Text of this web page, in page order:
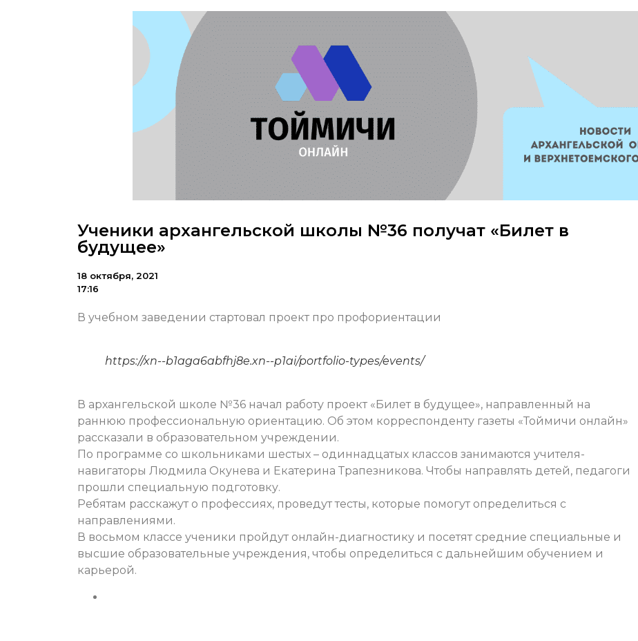
Ученики архангельской школы №36 получат «Билет в
будущее»
18 октября, 2021
17:16
В учебном заведении стартовал проект про профориентации
https://xn--b1aga6abfhj8e.xn--p1ai/portfolio-types/events/
В архангельской школе №36 начал работу проект «Билет в будущее», направленный на
раннюю профессиональную ориентацию. Об этом корреспонденту газеты «Тоймичи онлайн»
рассказали в образовательном учреждении.
По программе со школьниками шестых – одиннадцатых классов занимаются учителя-
навигаторы Людмила Окунева и Екатерина Трапезникова. Чтобы направлять детей, педагоги
прошли специальную подготовку.
Ребятам расскажут о профессиях, проведут тесты, которые помогут определиться с
направлениями.
В восьмом классе ученики пройдут онлайн-диагностику и посетят средние специальные и
высшие образовательные учреждения, чтобы определиться с дальнейшим обучением и
карьерой.